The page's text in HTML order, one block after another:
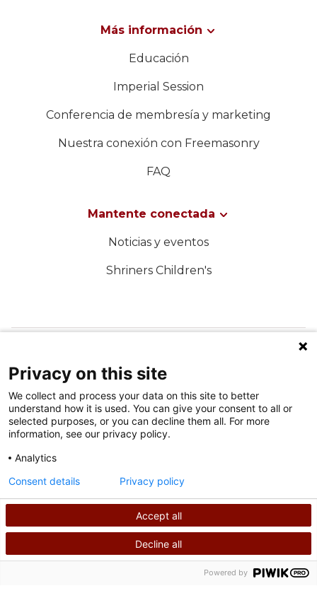
Más información
Educación
Imperial Session
Conferencia de membresía y marketing
Nuestra conexión con Freemasonry
FAQ
Mantente conectada
Noticias y eventos
Shriners Children's
política de privacidad
©2026 Derechos de autor de Shriners International
LLÁMANOS BUSCAR
Privacy on this site
We collect and process your data on this site to better
understand how it is used. You can give your consent to all or
selected purposes, or you can decline them all. For more
information, see our privacy policy.
Analytics
Accept all
Decline all
Consent details Privacy policy
Powered by